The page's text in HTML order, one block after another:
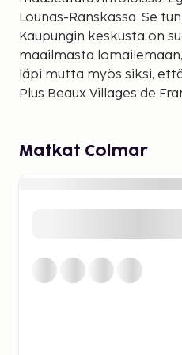
Lounas-Ranskassa. Se
Kaupungin keskusta on
maailmasta
läpi mutta myös siksi,
Plus Beaux Villages de
sekä teräväkärkisiä
eurooppalaisia
kultaa European
arvon. Siihen kannattaa
Parc des Cigognes et
Matkat Colmar